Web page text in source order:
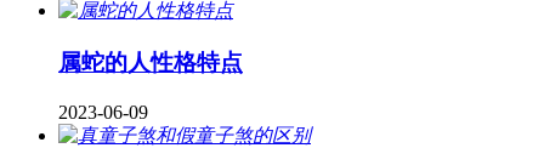
属蛇的人性格特点
2023-06-09